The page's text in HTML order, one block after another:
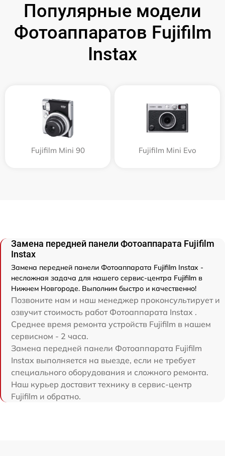
Популярные модели
Фотоаппаратов Fujifilm
Instax
Fujifilm Mini 90 Fujifilm Mini Evo
Замена передней панели Фотоаппарата Fujifilm
Instax
Замена передней панели Фотоаппарата Fujifilm Instax -
несложная задача для нашего сервис-центра Fujifilm в
Нижнем Новгороде. Выполним быстро и качественно!
Позвоните нам и наш менеджер проконсультирует и
озвучит стоимость работ Фотоаппарата Instax .
Среднее время ремонта устройств Fujifilm в нашем
сервисном - 2 часа.
Замена передней панели Фотоаппарата Fujifilm
Instax выполняется на выезде, если не требует
специального оборудования и сложного ремонта.
Наш курьер доставит технику в сервис-центр
Fujifilm и обратно.